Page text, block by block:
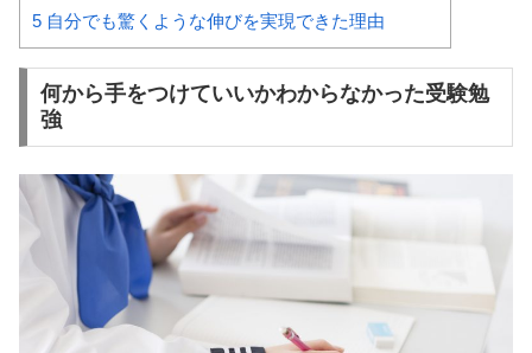
5 自分でも驚くような伸びを実現できた理由
何から手をつけていいかわからなかった受験勉
強